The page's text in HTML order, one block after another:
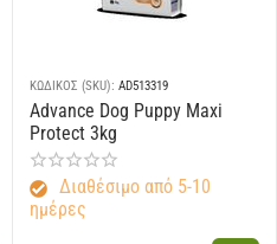
ΚΩΔΙΚΟΣ (SKU): AD513319
Advance Dog Puppy Maxi
Protect 3kg
Διαθέσιμο από 5-10
ημέρες